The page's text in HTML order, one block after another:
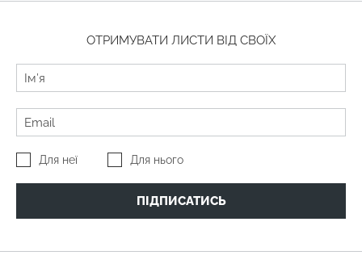
ОТРИМУВАТИ ЛИСТИ ВІД СВОЇХ
Для неї Для нього
ПІДПИСАТИСЬ